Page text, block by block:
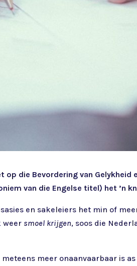
die Bevordering van Gelykheid
van die Engelse titel) het ’n
en sakeleiers het min of
weer smoel krijgen, soos die
meer onaanvaarbaar is